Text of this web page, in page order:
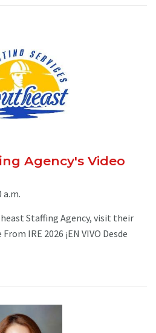
Agency's Video
a.m.
Staffing Agency, visit their
IRE 2026 ¡EN VIVO Desde